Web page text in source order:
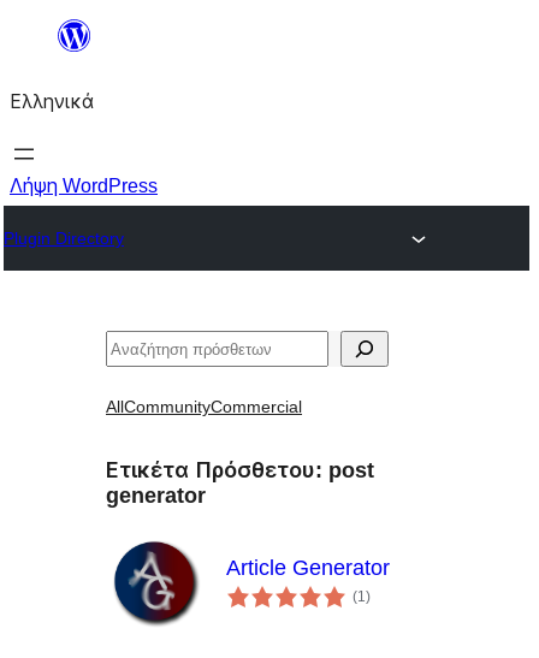
Μετάβαση
περιεχόμενο
Ελληνικά
Λήψη WordPress
Plugin Directory
Αναζήτηση
AllCommunityCommercial
Ετικέτα Πρόσθετου: post
generator
Article Generator
(1αξιολογήσεις
σύνολο
)